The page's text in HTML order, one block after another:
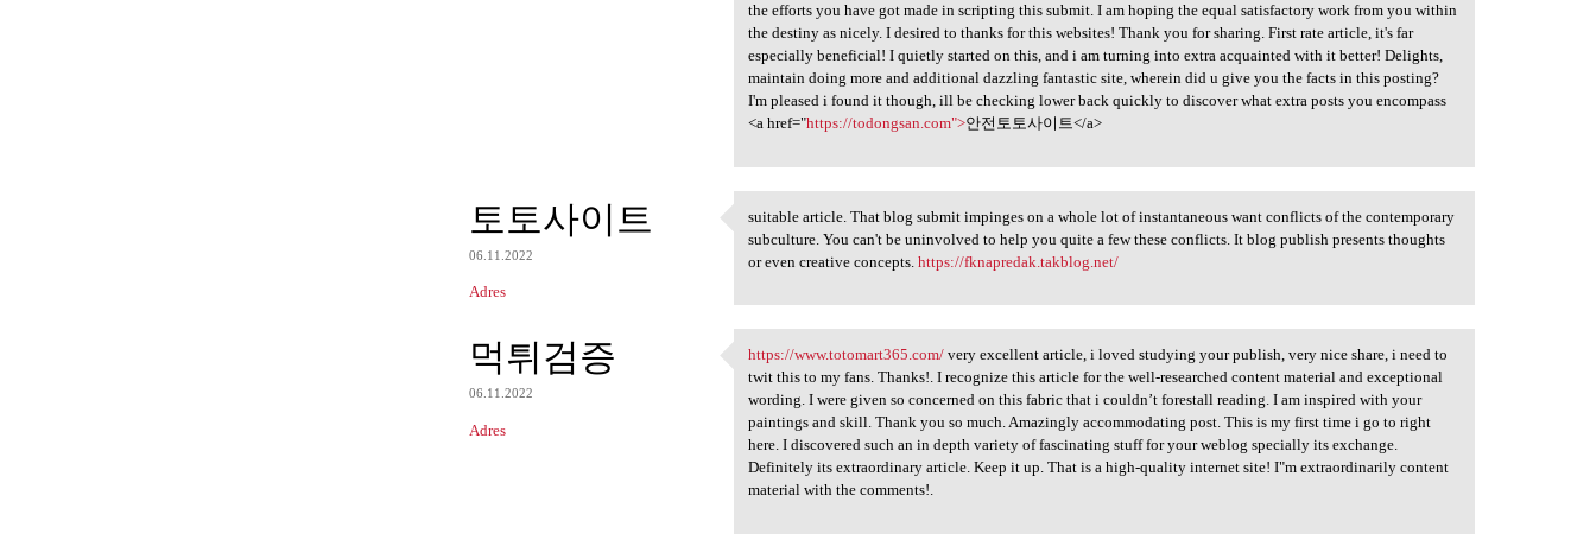
the efforts you have got made in scripting this submit. I am hoping the equal satisfactory work from you within
the destiny as nicely. I desired to thanks for this websites! Thank you for sharing. First rate article, it's far
especially beneficial! I quietly started on this, and i am turning into extra acquainted with it better! Delights,
maintain doing more and additional dazzling fantastic site, wherein did u give you the facts in this posting?
I'm pleased i found it though, ill be checking lower back quickly to discover what extra posts you encompass
<a href="https://todongsan.com">안전토토사이트</a>
토토사이트
06.11.2022
Adres
suitable article. That blog
suitable article. That blog submit impinges on a whole lot of instantaneous want conflicts of the contemporary
subculture. You can't be uninvolved to help you quite a few these conflicts. It blog publish presents thoughts
or even creative concepts.https://fknapredak.takblog.net/
먹튀검증
06.11.2022
Adres
https://www.totomart365.com/
https://www.totomart365.com/ very excellent article, i loved studying your publish, very nice share, i need to
twit this to my fans. Thanks!. I recognize this article for the well-researched content material and exceptional
wording. I were given so concerned on this fabric that i couldn’t forestall reading. I am inspired with your
paintings and skill. Thank you so much. Amazingly accommodating post. This is my first time i go to right
here. I discovered such an in depth variety of fascinating stuff for your weblog specially its exchange.
Definitely its extraordinary article. Keep it up. That is a high-quality internet site! I"m extraordinarily content
material with the comments!.